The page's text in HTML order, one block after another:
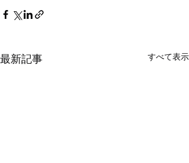
最新記事 すべて表示